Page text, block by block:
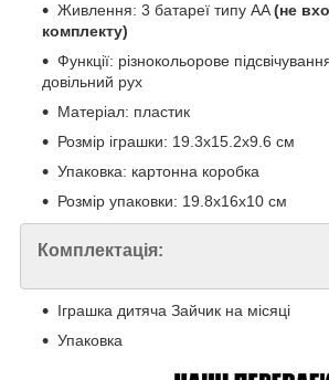
Живлення: 3 батареї типу AA(не
комплекту)
Функції: різнокольорове
довільний рух
Матеріал: пластик
Розмір іграшки: 19.3х15.2х9.6 см
Упаковка: картонна коробка
Розмір упаковки: 19.8х16х10 см
Комплектація:
Іграшка дитяча Зайчик на місяці
Упаковка